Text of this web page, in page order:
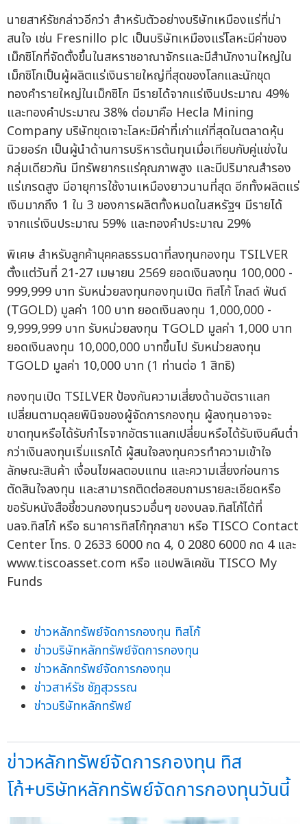
นายสาห์รัชกล่าวอีกว่า สำหรับตัวอย่างบริษัทเหมืองแร่ที่น่า
สนใจ เช่น Fresnillo plc เป็นบริษัทเหมืองแร่โลหะมีค่าของ
เม็กซิโกที่จัดตั้งขึ้นในสหราชอาณาจักรและมีสำนักงานใหญ่ใน
เม็กซิโกเป็นผู้ผลิตแร่เงินรายใหญ่ที่สุดของโลกและนักขุด
ทองคำรายใหญ่ในเม็กซิโก มีรายได้จากแร่เงินประมาณ 49%
และทองคำประมาณ 38% ต่อมาคือ Hecla Mining
Company บริษัทขุดเจาะโลหะมีค่าที่เก่าแก่ที่สุดในตลาดหุ้น
นิวยอร์ก เป็นผู้นำด้านการบริหารต้นทุนเมื่อเทียบกับคู่แข่งใน
กลุ่มเดียวกัน มีทรัพยากรแร่คุณภาพสูง และมีปริมาณสำรอง
แร่เกรดสูง มีอายุการใช้งานเหมืองยาวนานที่สุด อีกทั้งผลิตแร่
เงินมากถึง 1 ใน 3 ของการผลิตทั้งหมดในสหรัฐฯ มีรายได้
จากแร่เงินประมาณ 59% และทองคำประมาณ 29%
พิเศษ สำหรับลูกค้าบุคคลธรรมดาที่ลงทุนกองทุน TSILVER
ตั้งแต่วันที่ 21-27 เมษายน 2569 ยอดเงินลงทุน 100,000 -
999,999 บาท รับหน่วยลงทุนกองทุนเปิด ทิสโก้ โกลด์ ฟันด์
(TGOLD) มูลค่า 100 บาท ยอดเงินลงทุน 1,000,000 -
9,999,999 บาท รับหน่วยลงทุน TGOLD มูลค่า 1,000 บาท
ยอดเงินลงทุน 10,000,000 บาทขึ้นไป รับหน่วยลงทุน
TGOLD มูลค่า 10,000 บาท (1 ท่านต่อ 1 สิทธิ)
กองทุนเปิด TSILVER ป้องกันความเสี่ยงด้านอัตราแลก
เปลี่ยนตามดุลยพินิจของผู้จัดการกองทุน ผู้ลงทุนอาจจะ
ขาดทุนหรือได้รับกำไรจากอัตราแลกเปลี่ยนหรือได้รับเงินคืนต่ำ
กว่าเงินลงทุนเริ่มแรกได้ ผู้สนใจลงทุนควรทำความเข้าใจ
ลักษณะสินค้า เงื่อนไขผลตอบแทน และความเสี่ยงก่อนการ
ตัดสินใจลงทุน และสามารถติดต่อสอบถามรายละเอียดหรือ
ขอรับหนังสือชี้ชวนกองทุนรวมอื่นๆ ของบลจ.ทิสโก้ได้ที่
บลจ.ทิสโก้ หรือ ธนาคารทิสโก้ทุกสาขา หรือ TISCO Contact
Center โทร. 0 2633 6000 กด 4, 0 2080 6000 กด 4 และ
www.tiscoasset.com หรือ แอปพลิเคชัน TISCO My
Funds
ข่าวหลักทรัพย์จัดการกองทุน ทิสโก้
ข่าวบริษัทหลักทรัพย์จัดการกองทุน
ข่าวหลักทรัพย์จัดการกองทุน
ข่าวสาห์รัช ชัฏสุวรรณ
ข่าวบริษัทหลักทรัพย์
ข่าวหลักทรัพย์จัดการกองทุน ทิส
โก้+บริษัทหลักทรัพย์จัดการกองทุนวันนี้